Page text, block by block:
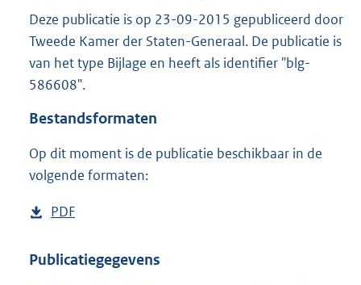
e
:
1
Deze publicatie is op 23-09-2015 gepubliceerd door
Tweede Kamer der Staten-Generaal. De publicatie is
van het type Bijlage en heeft als identifier "blg-
586608".
Bestandsformaten
Op dit moment is de publicatie beschikbaar in de
volgende formaten:
D
w
PDF
s
Publicatiegegevens